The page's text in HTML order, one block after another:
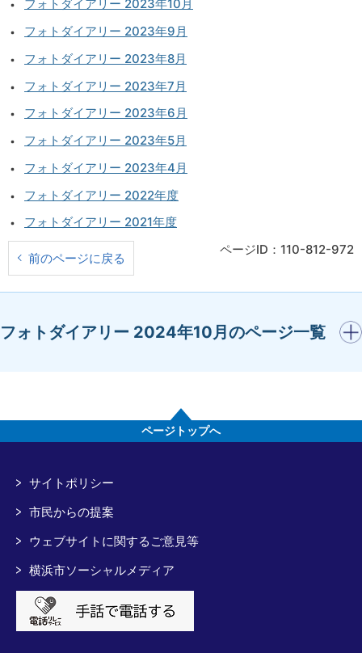
フォトダイアリー 2023年10月
フォトダイアリー 2023年9月
フォトダイアリー 2023年8月
フォトダイアリー 2023年7月
フォトダイアリー 2023年6月
フォトダイアリー 2023年5月
フォトダイアリー 2023年4月
フォトダイアリー 2022年度
フォトダイアリー 2021年度
前のページに戻る
ページID：110-812-972
フォトダイアリー 2024年10月のページ一覧
開く
ページトップへ
サイトポリシー
市民からの提案
ウェブサイトに関するご意見等
横浜市ソーシャルメディア